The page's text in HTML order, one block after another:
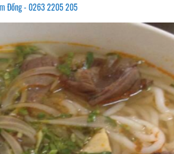
Đồng - 0263 2205 205